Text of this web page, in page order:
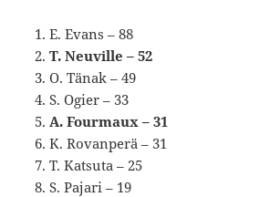
E. Evans – 88
T. Neuville – 52
O. Tänak – 49
S. Ogier – 33
A. Fourmaux – 31
K. Rovanperä – 31
T. Katsuta – 25
S. Pajari – 19